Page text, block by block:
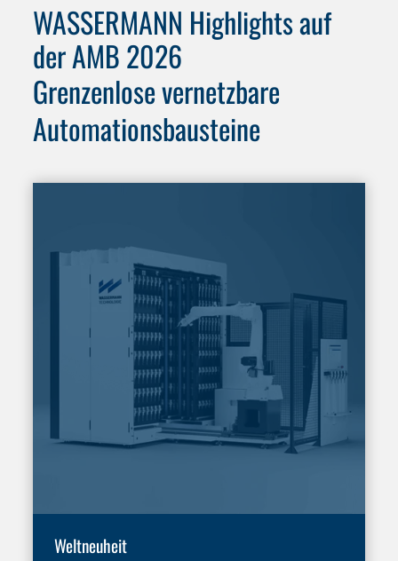
WASSERMANN Highlights auf
der AMB 2026
Grenzenlose vernetzbare
Automationsbausteine
Weltneuheit